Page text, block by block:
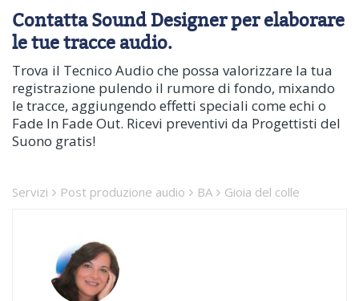
Contatta Sound Designer per elaborare
le tue tracce audio.
Trova il Tecnico Audio che possa valorizzare la tua
registrazione pulendo il rumore di fondo, mixando
le tracce, aggiungendo effetti speciali come echi o
Fade In Fade Out. Ricevi preventivi da Progettisti del
Suono gratis!
Servizi Post produzione audio BA Gioia del colle